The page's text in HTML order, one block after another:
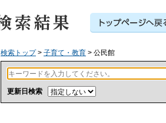
検索トップ> 子育て・教育 > 公民館
更新日検索